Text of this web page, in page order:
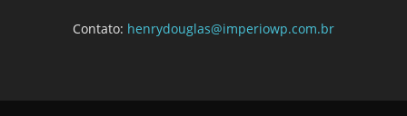
Contato: henrydouglas@imperiowp.com.br